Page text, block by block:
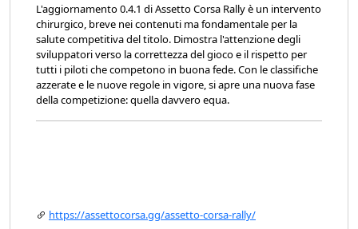
L'aggiornamento 0.4.1 di Assetto Corsa Rally è un intervento
chirurgico, breve nei contenuti ma fondamentale per la
salute competitiva del titolo. Dimostra l'attenzione degli
sviluppatori verso la correttezza del gioco e il rispetto per
tutti i piloti che competono in buona fede. Con le classifiche
azzerate e le nuove regole in vigore, si apre una nuova fase
della competizione: quella davvero equa.
https://assettocorsa.gg/assetto-corsa-rally/